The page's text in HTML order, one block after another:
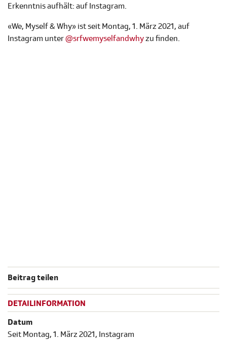
Erkenntnis aufhält: auf Instagram.
«We, Myself & Why» ist seit Montag, 1. März 2021, auf
Instagram unter@srfwemyselfandwhyzu finden.
Beitrag teilen
DETAILINFORMATION
Datum
Seit Montag, 1. März 2021, Instagram